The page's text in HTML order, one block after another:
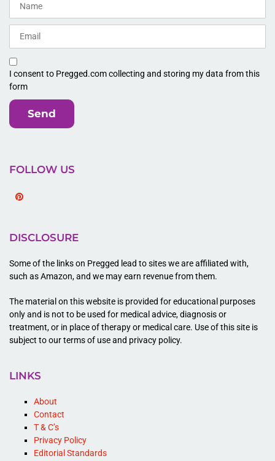
I consent to Pregged.com collecting and storing my data from this
form
Send
FOLLOW US
DISCLOSURE
Some of the links on Pregged lead to sites we are affiliated with,
such as Amazon, and we may earn revenue from them.
The material on this website is provided for educational purposes
only and is not to be used for medical advice, diagnosis or
treatment, or in place of therapy or medical care. Use of this site is
subject to our terms of use and privacy policy.
LINKS
About
Contact
T & C’s
Privacy Policy
Editorial Standards